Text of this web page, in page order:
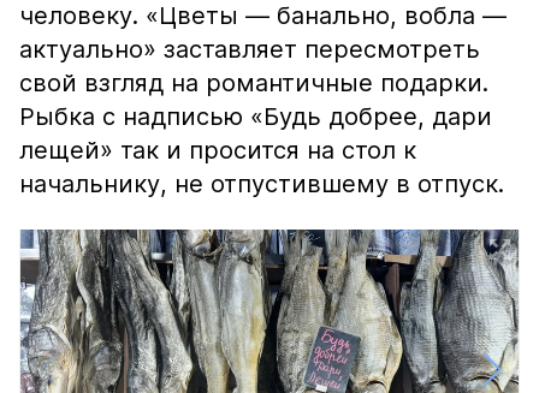
человеку. «Цветы — банально, вобла —
актуально» заставляет пересмотреть
свой взгляд на романтичные подарки.
Рыбка с надписью «Будь добрее, дари
лещей» так и просится на стол к
начальнику, не отпустившему в отпуск.